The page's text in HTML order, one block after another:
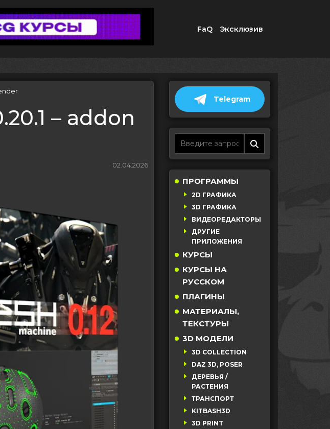
FaQ Эксклюзив
– addon
02.04.2026
Telegram
ПРОГРАММЫ
2D ГРАФИКА
3D ГРАФИКА
ВИДЕОРЕДАКТОРЫ
ДРУГИЕ
ПРИЛОЖЕНИЯ
КУРСЫ
КУРСЫ НА
РУССКОМ
ПЛАГИНЫ
МАТЕРИАЛЫ,
ТЕКСТУРЫ
3D МОДЕЛИ
3D COLLECTION
DAZ 3D, POSER
ДЕРЕВЬЯ /
РАСТЕНИЯ
ТРАНСПОРТ
KITBASH3D
3D PRINT